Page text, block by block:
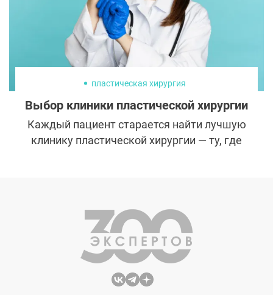
пластическая хирургия
Выбор клиники пластической хирургии
Каждый пациент старается найти лучшую
клинику пластической хирургии — ту, где